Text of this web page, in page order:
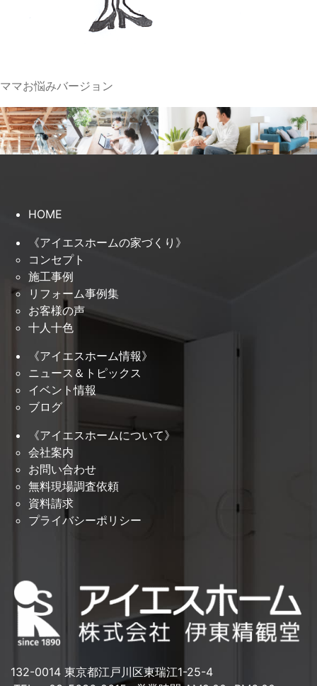
ママお悩みバージョン
HOME
《アイエスホームの家づくり》
コンセプト
施工事例
リフォーム事例集
お客様の声
十人十色
《アイエスホーム情報》
ニュース＆トピックス
イベント情報
ブログ
《アイエスホームについて》
会社案内
お問い合わせ
無料現場調査依頼
資料請求
プライバシーポリシー
132-0014 東京都江戸川区東瑞江1-25-4